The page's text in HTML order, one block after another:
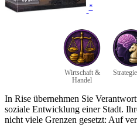
*
Wirtschaft &
Handel
In Rise übernehmen Sie
soziale Entwicklung einer Stadt.
nicht viele Grenzen gesetzt: Auf